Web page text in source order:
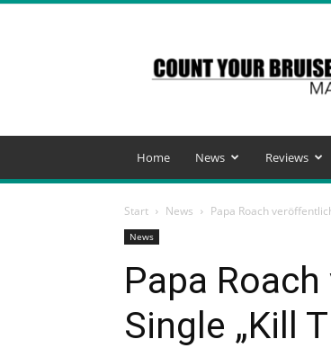
Your
Bruises
Home News Reviews
Start News Papa Roach
News
Papa
Single „Kill